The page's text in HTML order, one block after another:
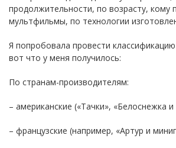
продолжительности, по возрасту, кому
мультфильмы, по технологии
Я попробовала провести
вот что у меня получилось:
По странам-производителям:
– американские («Тачки», «Белоснежка
– французские (например, «Артур и